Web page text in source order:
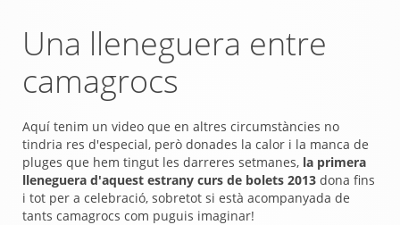
Una lleneguera entre
camagrocs
Aquí tenim un video que en altres circumstàncies no
tindria res d'especial, però donades la calor i la manca de
pluges que hem tingut les darreres setmanes, la primera
lleneguera d'aquest estrany curs de bolets 2013 dona fins
i tot per a celebració, sobretot si està acompanyada de
tants camagrocs com puguis imaginar!